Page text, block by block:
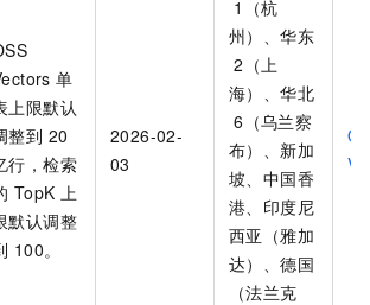
单
上限默认
整到 20
行，检索
TopK 上
默认调整
100。
2026-02-
03
1（杭
州）、华东
2（上
海）、华北
6（乌兰察
布）、新加
坡、中国香
港、印度尼
西亚（雅加
达）、德国
（法兰克